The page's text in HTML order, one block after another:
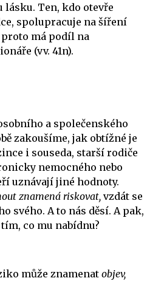
lásku. Ten, kdo otevře
spolupracuje na šíření
má podíl na
(vv. 41n).
a společenského
zakoušíme, jak obtížné je
i souseda, starší rodiče
nemocného nebo
uznávají jiné hodnoty.
znamená riskovat, vzdát se
svého. A to nás děsí. A pak,
co mu nabídnu?
může znamenat objev,